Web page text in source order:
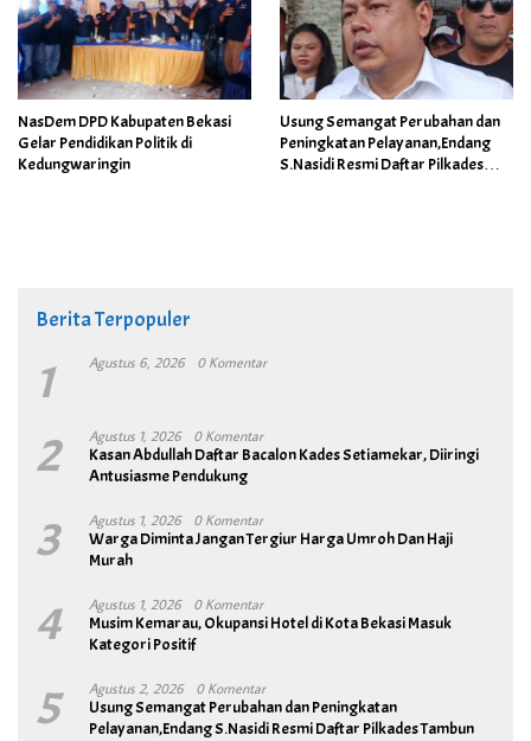
NasDem DPD Kabupaten Bekasi
Gelar Pendidikan Politik di
Kedungwaringin
Usung Semangat Perubahan dan
Peningkatan Pelayanan,Endang
S.Nasidi Resmi Daftar Pilkades
Berita Terpopuler
1 Agustus 6, 2026 0 Komentar
2 Agustus 1, 2026 0 Komentar
Kasan Abdullah Daftar Bacalon Kades Setiamekar, Diiringi
Antusiasme Pendukung
3 Agustus 1, 2026 0 Komentar
Warga Diminta Jangan Tergiur Harga Umroh Dan Haji
Murah
4 Agustus 1, 2026 0 Komentar
Musim Kemarau, Okupansi Hotel di Kota Bekasi Masuk
Kategori Positif
5 Agustus 2, 2026 0 Komentar
Usung Semangat Perubahan dan Peningkatan
Pelayanan,Endang S.Nasidi Resmi Daftar Pilkades Tambun